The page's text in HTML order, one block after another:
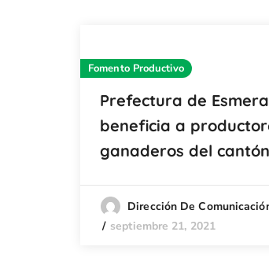
Fomento Productivo
Prefectura de
beneficia a
ganaderos del
Dirección De
septiembre 21, 2021